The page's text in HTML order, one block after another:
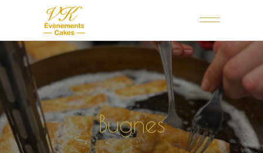
Bugnes